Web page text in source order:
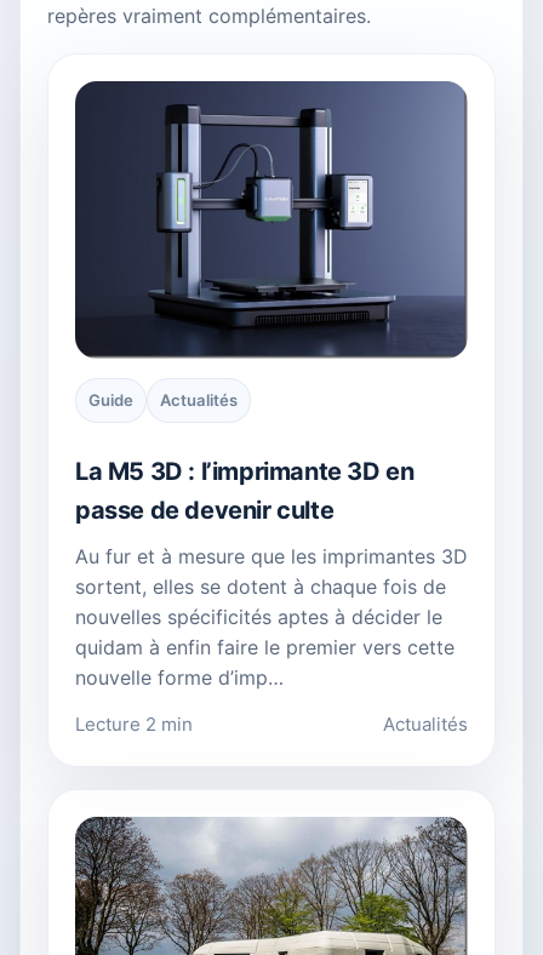
repères vraiment complémentaires.
Guide Actualités
La M5 3D : l’imprimante 3D en
passe de devenir culte
Au fur et à mesure que les imprimantes 3D
sortent, elles se dotent à chaque fois de
nouvelles spécificités aptes à décider le
quidam à enfin faire le premier vers cette
nouvelle forme d’imp…
Lecture 2 min Actualités